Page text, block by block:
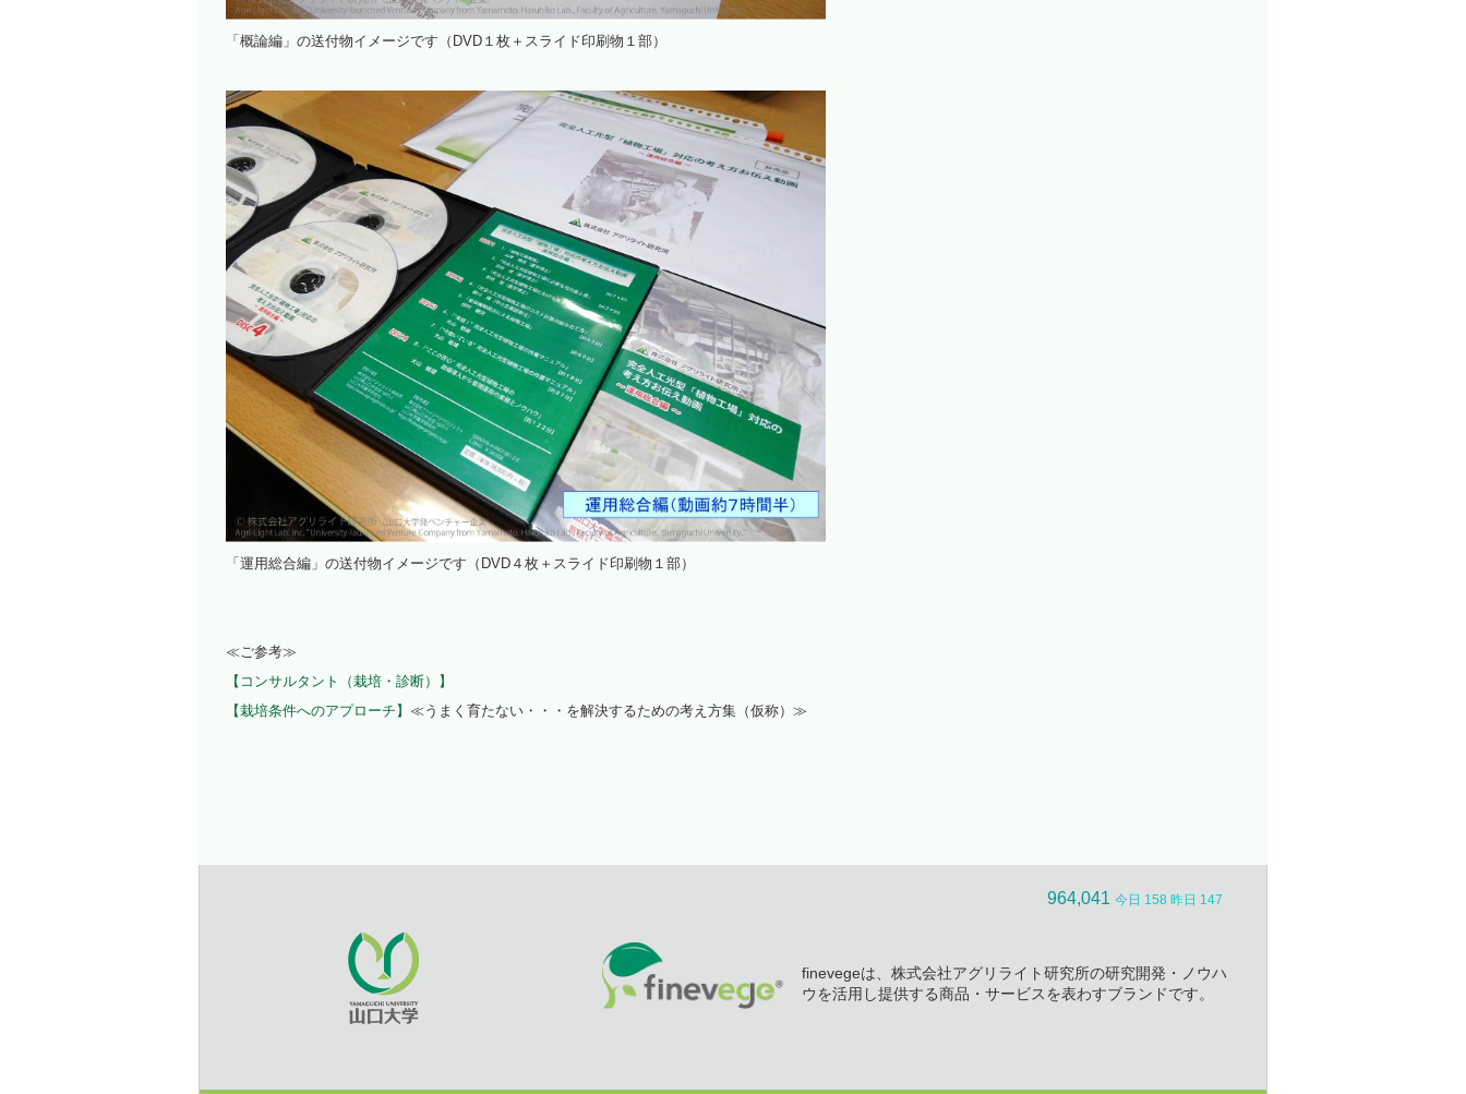
「概論編」の送付物イメージです（DVD１枚＋スライド印刷物１部）
「運用総合編」の送付物イメージです（DVD４枚＋スライド印刷物１部）
≪ご参考≫
【コンサルタント（栽培・診断）】
【栽培条件へのアプローチ】 ≪うまく育たない・・・を解決するための考え方集（仮称）≫
964,041 今日 158 昨日 147
finevegeは、株式会社アグリライト研究所の研究開発・ノウハ
ウを活用し提供する商品・サービスを表わすブランドです。